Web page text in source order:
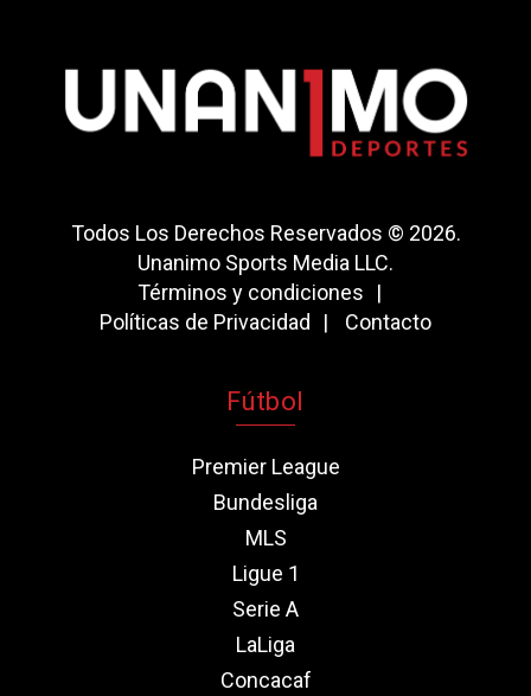
Todos Los Derechos Reservados © 2026.
Unanimo Sports Media LLC.
Términos y condiciones
Políticas de Privacidad
Contacto
Fútbol
Premier League
Bundesliga
MLS
Ligue 1
Serie A
LaLiga
Concacaf